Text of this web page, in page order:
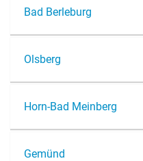
Bad Ber­le­burg
Ols­berg
Horn-Bad Mein­berg
Ge­münd